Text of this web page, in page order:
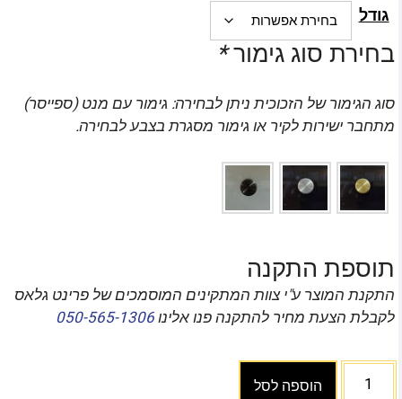
גודל
בחירת סוג גימור*
סוג הגימור של הזכוכית ניתן לבחירה: גימור עם מנט (ספייסר)
מתחבר ישירות לקיר או גימור מסגרת בצבע לבחירה.
תוספת התקנה
התקנת המוצר ע"י צוות המתקינים המוסמכים של פרינט גלאס
לקבלת הצעת מחיר להתקנה פנו אלינו050-565-1306
הוספה לסל